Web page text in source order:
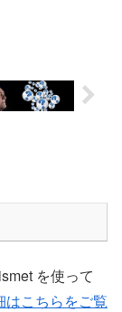
を使って
はこちらをご覧